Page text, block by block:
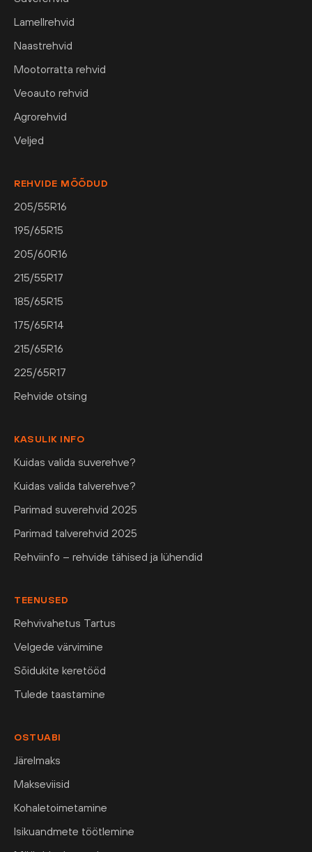
Lamellrehvid
Naastrehvid
Mootorratta rehvid
Veoauto rehvid
Agrorehvid
Veljed
REHVIDE MÕÕDUD
205/55R16
195/65R15
205/60R16
215/55R17
185/65R15
175/65R14
215/65R16
225/65R17
Rehvide otsing
KASULIK INFO
Kuidas valida suverehve?
Kuidas valida talverehve?
Parimad suverehvid 2025
Parimad talverehvid 2025
Rehviinfo – rehvide tähised ja lühendid
TEENUSED
Rehvivahetus Tartus
Velgede värvimine
Sõidukite keretööd
Tulede taastamine
OSTUABI
Järelmaks
Makseviisid
Kohaletoimetamine
Isikuandmete töötlemine